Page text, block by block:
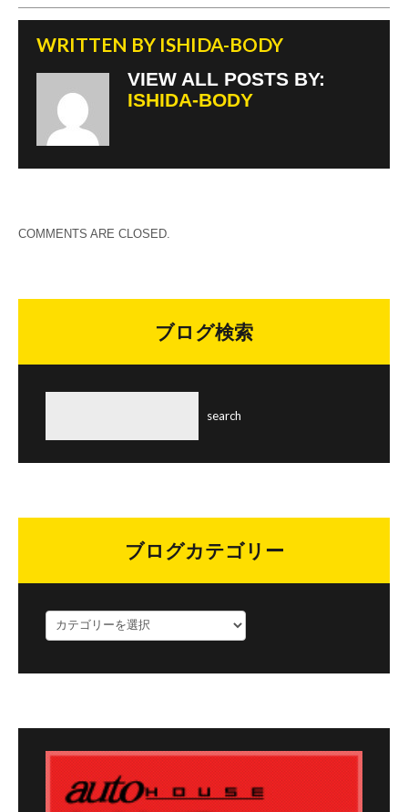
WRITTEN BY ISHIDA-BODY
VIEW ALL POSTS BY:
ISHIDA-BODY
COMMENTS ARE CLOSED.
ブログ検索
ブログカテゴリー
ロ
ー